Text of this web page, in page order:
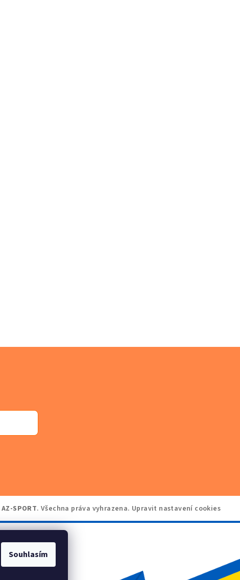
Souhlasím
AZ-SPORT. Všechna práva vyhrazena. Upravit nastavení cookies